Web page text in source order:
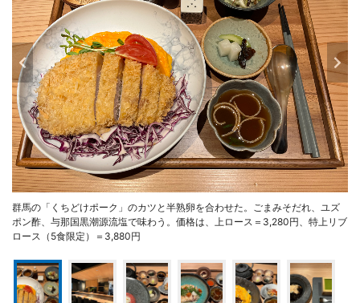
群馬の「くちどけポーク」のカツと半熟卵を合わせた。ごまみそだれ、ユズ
ポン酢、与那国黒潮源流塩で味わう。価格は、上ロース＝3,280円、特上リブ
ロース（5食限定）＝3,880円